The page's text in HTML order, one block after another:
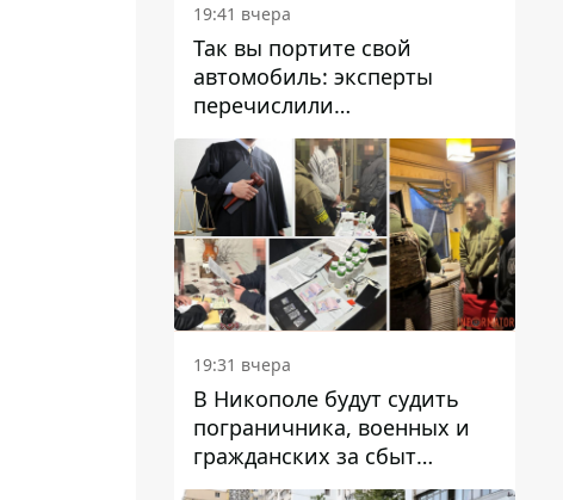
19:41 вчера
Так вы портите свой
автомобиль: эксперты
перечислили
распространенные
привычки водителей,
которые на самом деле
вредят машине
19:31 вчера
В Никополе будут судить
пограничника, военных и
гражданских за сбыт
психотропов